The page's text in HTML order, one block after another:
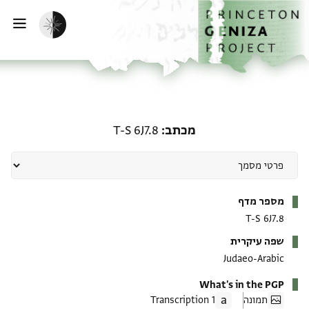
לתוכןהבית
הפעלת מצב כהה
מכתב T-S 6J7.8
מספר מדף
T-S 6J7.8
שפה עיקרית
Judaeo-Arabic
What's in the PGP
תמונה
1 Transcription